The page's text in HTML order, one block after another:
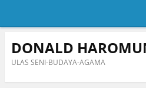
DONALD
ULAS SENI-BUDAYA-AGAMA